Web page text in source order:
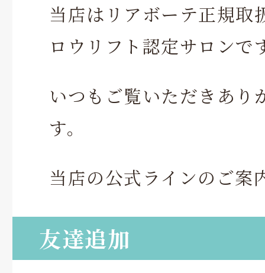
当店はリアボーテ正規取
ロウリフト認定サロンで
いつもご覧いただきあり
す。
当店の公式ラインのご案
友達追加